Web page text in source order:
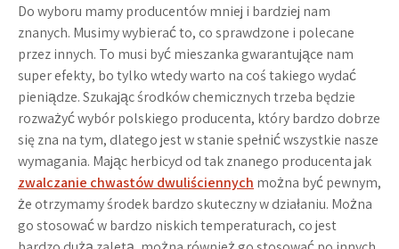
Do wyboru mamy producentów mniej i bardziej nam
znanych. Musimy wybierać to, co sprawdzone i polecane
przez innych. To musi być mieszanka gwarantujące nam
super efekty, bo tylko wtedy warto na coś takiego wydać
pieniądze. Szukając środków chemicznych trzeba będzie
rozważyć wybór polskiego producenta, który bardzo dobrze
się zna na tym, dlatego jest w stanie spełnić wszystkie nasze
wymagania. Mając herbicyd od tak znanego producenta jak
zwalczanie chwastów dwuliściennych można być pewnym,
że otrzymamy środek bardzo skuteczny w działaniu. Można
go stosować w bardzo niskich temperaturach, co jest